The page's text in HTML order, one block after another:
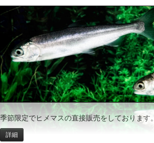
季節限定でヒメマスの直接販売をしております。
詳細